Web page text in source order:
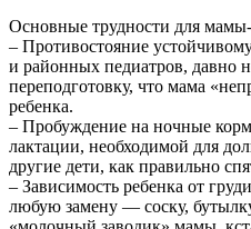
Основные трудности для
– Противостояние
и районных педиатров, давно
переподготовку, что мама
ребенка.
– Пробуждение на ночные
лактации, необходимой для
другие дети, как правильно
– Зависимость ребенка от
любую замену — соску,